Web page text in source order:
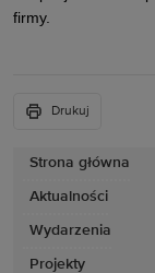
Strona główna
Aktualności
Wydarzenia
Projekty
firmy.
Drukuj